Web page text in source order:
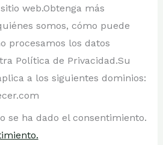
web.Obtenga más
somos, cómo puede
procesamos los datos
Política de Privacidad.Su
a los siguientes dominios:
se ha dado el consentimiento.